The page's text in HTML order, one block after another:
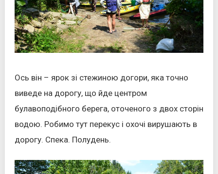
Ось він – ярок зі стежиною догори, яка точно
виведе на дорогу, що йде центром
булавоподібного берега, оточеного з двох сторін
водою. Робимо тут перекус і охочі вирушають в
дорогу. Спека. Полудень.